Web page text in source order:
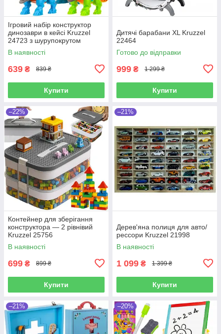
Ігровий набір конструктор
динозаври в кейсі Kruzzel
24723 з шурупокрутом
В наявності
639 ₴ 839 ₴
Купити
Дитячі барабани XL Kruzzel
22464
Готово до відправки
999 ₴ 1 299 ₴
Купити
–22%
Контейнер для зберігання
конструктора — 2 рівнівий
Kruzzel 25756
В наявності
699 ₴ 899 ₴
Купити
–21%
Дерев'яна полиця для авто/
рессори Kruzzel 21998
В наявності
1 099 ₴ 1 399 ₴
Купити
–21% –20%